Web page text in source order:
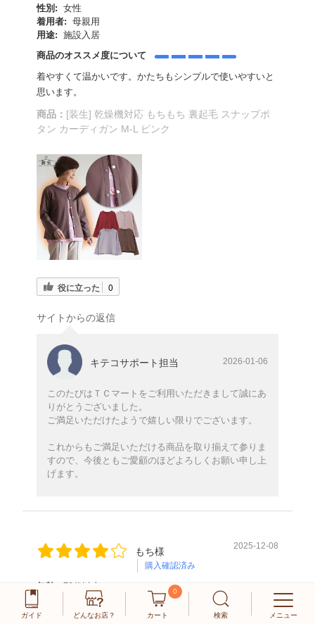
性別: 女性
着用者: 母親用
用途: 施設入居
商品のオススメ度について
着やすくて温かいです。かたちもシンプルで使いやすいと
思います。
商品： [装生] 乾燥機対応 もちもち 裏起毛 スナップボ
タン カーディガン M-L ピンク
役に立った 0
サイトからの返信
キテコサポート担当 2026-01-06
このたびはＴＣマートをご利用いただきまして誠にあ
りがとうございました。
ご満足いただけたようで嬉しい限りでございます。
これからもご満足いただける商品を取り揃えて参りま
すので、今後ともご愛顧のほどよろしくお願い申し上
げます。
もち様
購入確認済み
2025-12-08
年齢:
70代以上
着用者:
母親用
ガイド どんなお店？ カート
0
検索 メニュー